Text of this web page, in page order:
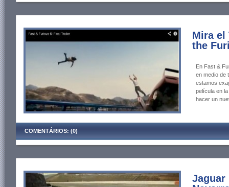
Mira el
the
En Fast &
en medio de
estamos
película en
hacer un
COMENTÁRIOS: (0)
Jaguar